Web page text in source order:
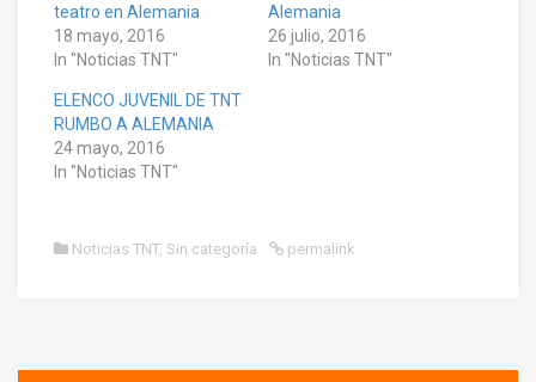
teatro en Alemania
18 mayo, 2016
In "Noticias TNT"
Alemania
26 julio, 2016
In "Noticias TNT"
ELENCO JUVENIL DE TNT
RUMBO A ALEMANIA
24 mayo, 2016
In "Noticias TNT"
Noticias TNT, Sin categoría permalink